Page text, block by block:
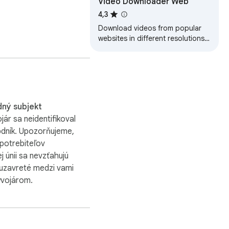
videos immediately.
subjekt
sa neidentifikoval
Upozorňujeme,
únii sa nevzťahujú
medzi vami
4,3
Download videos from popular
websites in different resolutions